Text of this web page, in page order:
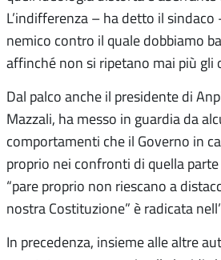
L’indifferenza – ha detto il sindaco
nemico contro il quale dobbiamo
affinché non si ripetano mai più gli
Dal palco anche il presidente di
Mazzali, ha messo in guardia da
comportamenti che il Governo in
proprio nei confronti di quella
“pare proprio non riescano a
nostra Costituzione” è radicata
In precedenza, insieme alle altre